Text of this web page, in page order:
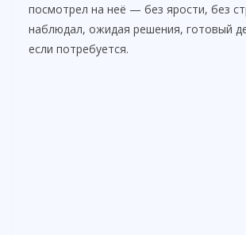
посмотрел на неё — без ярости, без
наблюдал, ожидая решения, готовый
если потребуется.